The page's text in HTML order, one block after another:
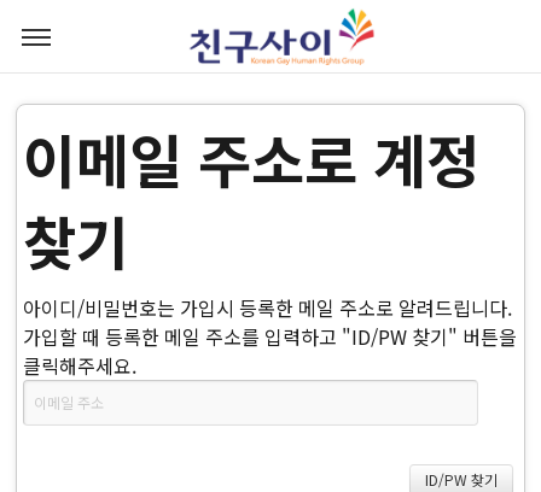
이메일 주소로 계정
찾기
아이디/비밀번호는 가입시 등록한 메일 주소로 알려드립니다.
가입할 때 등록한 메일 주소를 입력하고 "ID/PW 찾기" 버튼을
클릭해주세요.